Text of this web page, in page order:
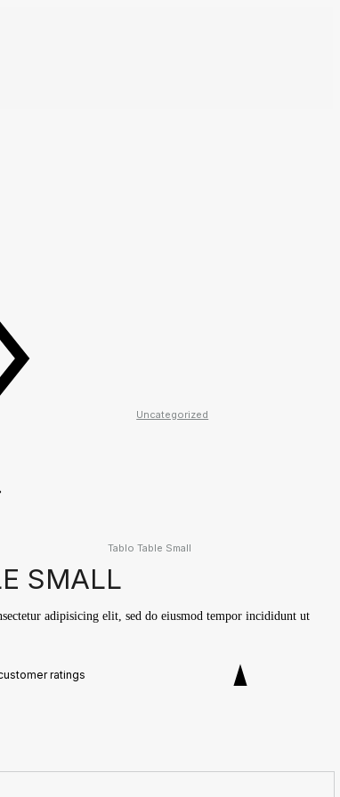
Uncategorized
Tablo Table Small
SMALL
adipisicing elit, sed do eiusmod tempor incididunt ut
ratings